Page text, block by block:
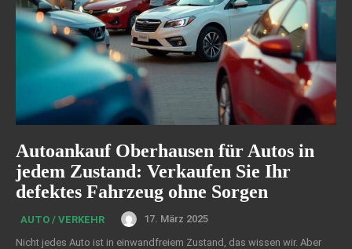
Autoankauf Oberhausen für Autos in
jedem Zustand: Verkaufen Sie Ihr
defektes Fahrzeug ohne Sorgen
AUTO / VERKEHR
17. März 2025
Nicht jedes Auto ist in einwandfreiem Zustand, das wissen wir. Aber